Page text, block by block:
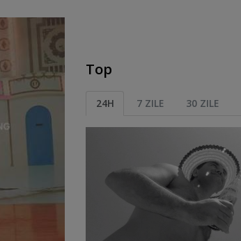
Top
24H 7 ZILE 30 ZILE